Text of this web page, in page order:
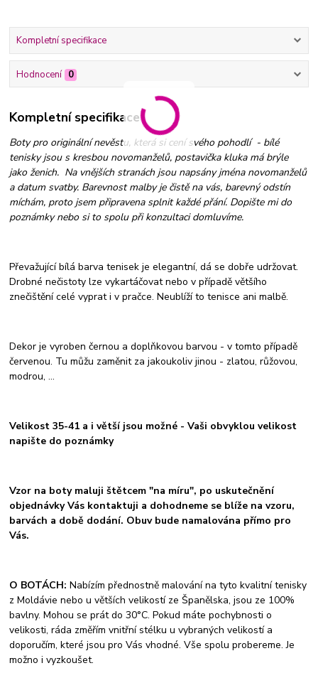
Kompletní specifikace
Hodnocení 0
Kompletní specifikace
Boty pro originální nevěstu, která si cení svého pohodlí - bílé
tenisky jsou s kresbou novomanželů, postavička kluka má brýle
jako ženich. Na vnějších stranách jsou napsány jména novomanželů
a datum svatby. Barevnost malby je čistě na vás, barevný odstín
míchám, proto jsem připravena splnit každé přání. Dopište mi do
poznámky nebo si to spolu při konzultaci domluvíme.
Převažující bílá barva tenisek je elegantní, dá se dobře udržovat.
Drobné nečistoty lze vykartáčovat nebo v případě většího
znečištění celé vyprat i v pračce. Neublíží to tenisce ani malbě.
Dekor je vyroben černou a doplňkovou barvou - v tomto případě
červenou. Tu můžu zaměnit za jakoukoliv jinou - zlatou, růžovou,
modrou, ...
Velikost 35-41 a i větší jsou možné - Vaši obvyklou velikost
napište do poznámky
Vzor na boty maluji štětcem "na míru", po uskutečnění
objednávky Vás kontaktuji a dohodneme se blíže na vzoru,
barvách a době dodání. Obuv bude namalována přímo pro
Vás.
O BOTÁCH:Nabízím přednostně malování na tyto kvalitní tenisky
z Moldávie nebo u větších velikostí ze Španělska, jsou ze 100%
bavlny. Mohou se prát do 30°C. Pokud máte pochybnosti o
velikosti, ráda změřím vnitřní stélku u vybraných velikostí a
doporučím, které jsou pro Vás vhodné. Vše spolu probereme. Je
možno i vyzkoušet.